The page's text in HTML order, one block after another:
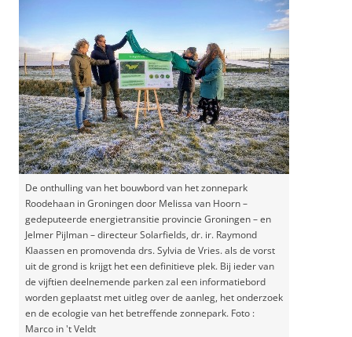
De onthulling van het bouwbord van het zonnepark
Roodehaan in Groningen door Melissa van Hoorn –
gedeputeerde energietransitie provincie Groningen – en
Jelmer Pijlman – directeur Solarfields, dr. ir. Raymond
Klaassen en promovenda drs. Sylvia de Vries. als de vorst
uit de grond is krijgt het een definitieve plek. Bij ieder van
de vijftien deelnemende parken zal een informatiebord
worden geplaatst met uitleg over de aanleg, het onderzoek
en de ecologie van het betreffende zonnepark. Foto :
Marco in 't Veldt